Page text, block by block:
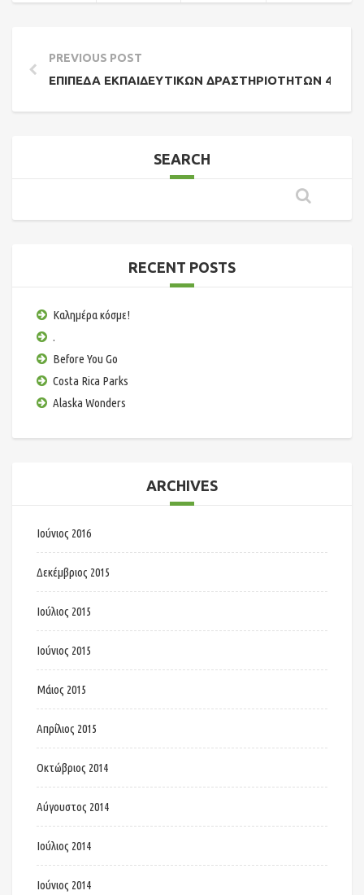
PREVIOUS POST
ΕΠΊΠΕΔΑ ΕΚΠΑΙΔΕΥΤΙΚΏΝ ΔΡΑΣΤΗΡΙΟΤΉΤΩΝ 4×4
SEARCH
RECENT POSTS
Καλημέρα κόσμε!
.
Before You Go
Costa Rica Parks
Alaska Wonders
ARCHIVES
Ιούνιος 2016
Δεκέμβριος 2015
Ιούλιος 2015
Ιούνιος 2015
Μάιος 2015
Απρίλιος 2015
Οκτώβριος 2014
Αύγουστος 2014
Ιούλιος 2014
Ιούνιος 2014